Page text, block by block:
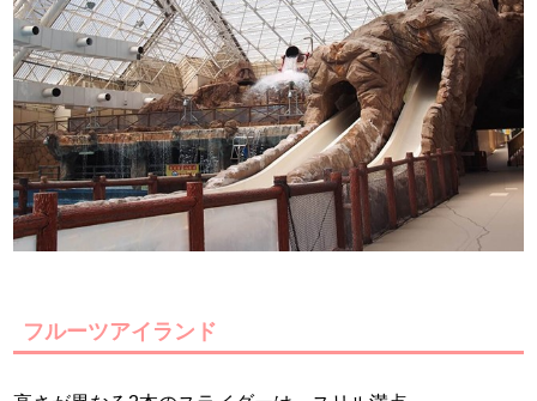
フルーツアイランド